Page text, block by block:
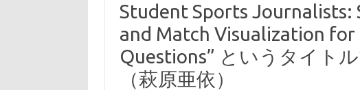
Student Sports Journalists:
and Match Visualization
Questions” というタイト
（萩原亜依）